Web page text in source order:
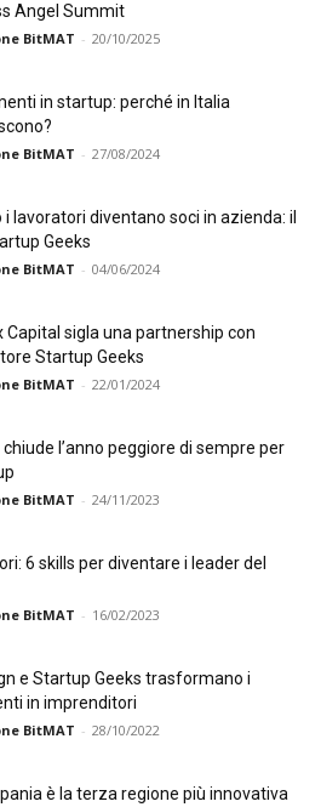
Angel Summit
BitMAT - 20/10/2025
in startup: perché in Italia
BitMAT - 27/08/2024
i lavoratori diventano soci in azienda: il
Geeks
BitMAT - 04/06/2024
Capital sigla una partnership con
Startup Geeks
BitMAT - 22/01/2024
chiude l’anno peggiore di sempre per
BitMAT - 24/11/2023
6 skills per diventare i leader del
BitMAT - 16/02/2023
e Startup Geeks trasformano i
in imprenditori
BitMAT - 28/10/2022
è la terza regione più innovativa